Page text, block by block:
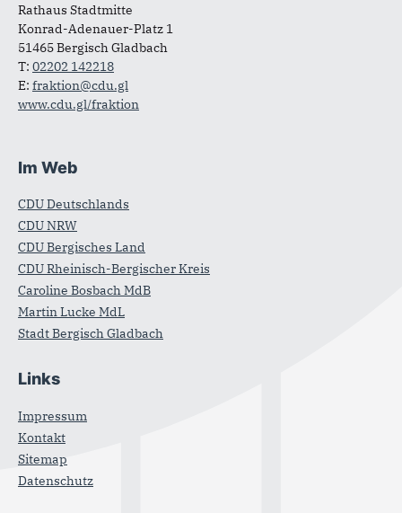
Rathaus Stadtmitte
Konrad-Adenauer-Platz 1
51465 Bergisch Gladbach
T: 02202 142218
E: fraktion@cdu.gl
www.cdu.gl/fraktion
Im Web
CDU Deutschlands
CDU NRW
CDU Bergisches Land
CDU Rheinisch-Bergischer Kreis
Caroline Bosbach MdB
Martin Lucke MdL
Stadt Bergisch Gladbach
Links
Impressum
Kontakt
Sitemap
Datenschutz